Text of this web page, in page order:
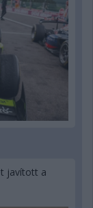
javított a